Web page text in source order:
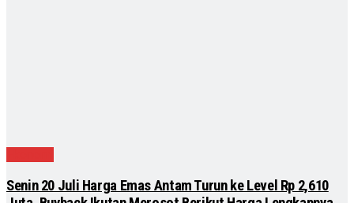
Senin 20 Juli Harga Emas Antam Turun ke Level Rp 2,610